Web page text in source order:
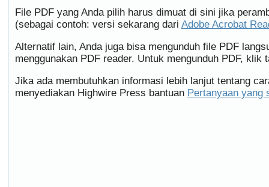
File PDF yang Anda pilih harus dimuat di sini jika
(sebagai contoh: versi sekarang dari Adobe Acrobat
Alternatif lain, Anda juga bisa mengunduh file PDF
menggunakan PDF reader. Untuk mengunduh PDF, klik
Jika ada membutuhkan informasi lebih lanjut tentang
menyediakan Highwire Press bantuan Pertanyaan yang